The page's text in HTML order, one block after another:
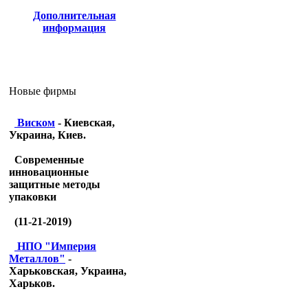
Дополнительная
информация
Новые фирмы
Виском - Киевская,
Украина, Киев.
Современные
инновационные
защитные методы
упаковки
(11-21-2019)
НПО "Империя
Металлов" -
Харьковская, Украина,
Харьков.